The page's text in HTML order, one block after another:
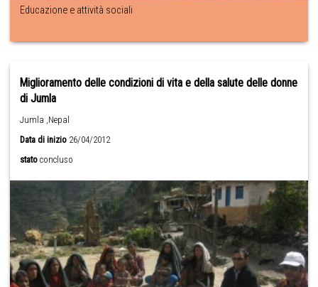
Educazione e attività sociali
Miglioramento delle condizioni di vita e della salute delle donne
di Jumla
Jumla ,Nepal
Data di inizio 26/04/2012
stato concluso